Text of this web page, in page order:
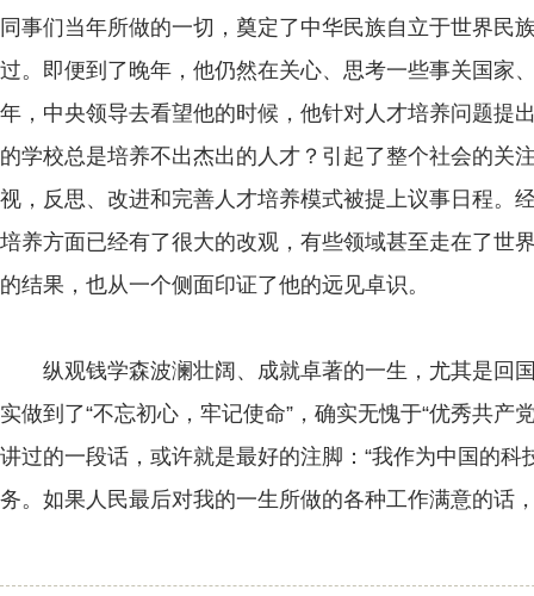
同事们当年所做的一切，奠定了中华民族自立于世界民
过。即便到了晚年，他仍然在关心、思考一些事关国家
年，中央领导去看望他的时候，他针对人才培养问题提
的学校总是培养不出杰出的人才？引起了整个社会的关
视，反思、改进和完善人才培养模式被提上议事日程。
培养方面已经有了很大的改观，有些领域甚至走在了世
的结果，也从一个侧面印证了他的远见卓识。
纵观钱学森波澜壮阔、成就卓著的一生，尤其是回
实做到了“不忘初心，牢记使命”，确实无愧于“优秀共产
讲过的一段话，或许就是最好的注脚：“我作为中国的
务。如果人民最后对我的一生所做的各种工作满意的话